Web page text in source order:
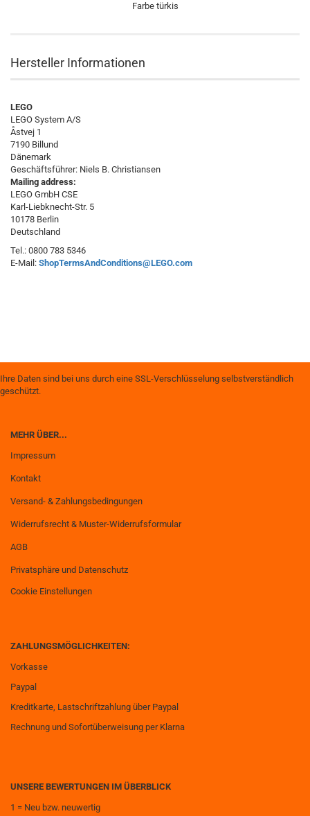
Farbe türkis
Hersteller Informationen
LEGO
LEGO System A/S
Åstvej 1
7190 Billund
Dänemark
Geschäftsführer: Niels B. Christiansen
Mailing address:
LEGO GmbH CSE
Karl-Liebknecht-Str. 5
10178 Berlin
Deutschland
Tel.: 0800 783 5346
E-Mail: ShopTermsAndConditions@LEGO.com
Ihre Daten sind bei uns durch eine SSL-Verschlüsselung selbstverständlich
geschützt.
MEHR ÜBER...
Impressum
Kontakt
Versand- & Zahlungsbedingungen
Widerrufsrecht & Muster-Widerrufsformular
AGB
Privatsphäre und Datenschutz
Cookie Einstellungen
ZAHLUNGSMÖGLICHKEITEN:
Vorkasse
Paypal
Kreditkarte, Lastschriftzahlung über Paypal
Rechnung und Sofortüberweisung per Klarna
UNSERE BEWERTUNGEN IM ÜBERBLICK
1 = Neu bzw. neuwertig